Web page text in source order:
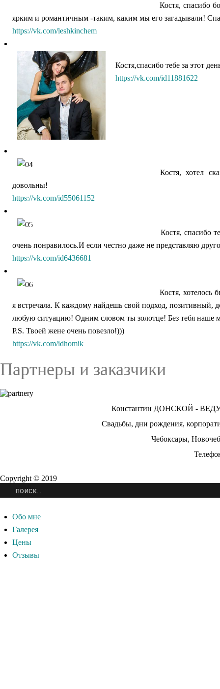
Костя, спасибо
ярким и романтичным -таким, каким мы его загадывали!
https://vk.com/leshkinchem
Костя,спасибо тебе за этот
https://vk.com/id11881622
Костя, хотел
довольны!
https://vk.com/id55061152
Костя, спасибо
очень понравилось.И если честно даже не представляю
https://vk.com/id6436681
Костя, хотелось
я встречала. К каждому найдешь свой подход, позитивный,
любую ситуацию! Одним словом ты золотце! Без тебя
P.S. Твоей жене очень повезло!)))
https://vk.com/idhomik
Партнеры и заказчики
Константин ДОНСКОЙ -
Свадьбы, дни рождения,
Чебоксары,
Copyright © 2019
Обо мне
Галерея
Цены
Отзывы